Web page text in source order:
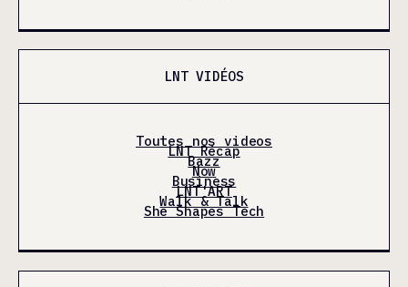
LNT VIDÉOS
Toutes nos videos
LNT Récap
Bazz
Now
Business
LNT'ART
Walk & Talk
She Shapes Tech